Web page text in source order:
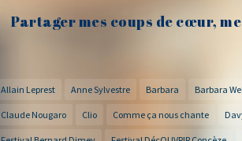
Partager mes coups de cœur,
Allain Leprest Anne Sylvestre Barbara Barbara
Claude Nougaro Clio Comme ça nous chante